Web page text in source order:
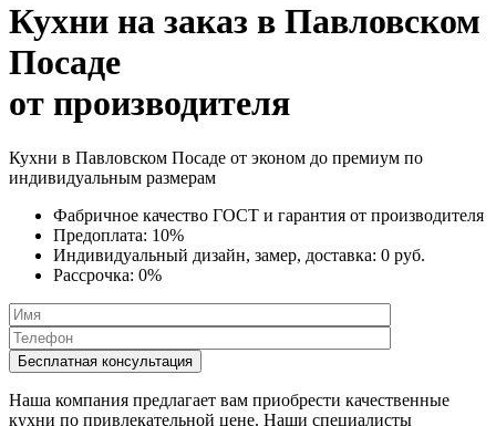
Кухни на заказ в Павловском
Посаде
от производителя
Кухни в Павловском Посаде от эконом до премиум по
индивидуальным размерам
Фабричное качество ГОСТ и гарантия от производителя
Предоплата: 10%
Индивидуальный дизайн, замер, доставка: 0 руб.
Рассрочка: 0%
Наша компания предлагает вам приобрести качественные
кухни по привлекательной цене. Наши специалисты